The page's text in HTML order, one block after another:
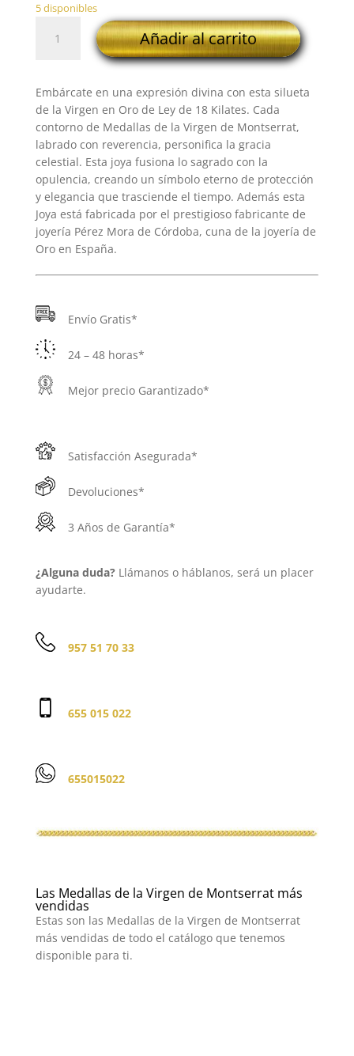
5 disponibles
SILUETA
VIRGEN
DE
MONSERRAT
34X11
MM
cantidad
Añadir al carrito
Embárcate en una expresión divina con esta silueta
de la Virgen en Oro de Ley de 18 Kilates. Cada
contorno de Medallas de la Virgen de Montserrat,
labrado con reverencia, personifica la gracia
celestial. Esta joya fusiona lo sagrado con la
opulencia, creando un símbolo eterno de protección
y elegancia que trasciende el tiempo. Además esta
Joya está fabricada por el prestigioso fabricante de
joyería Pérez Mora de Córdoba, cuna de la joyería de
Oro en España.
Envío Gratis*
24 – 48 horas*
Mejor precio Garantizado*
Satisfacción Asegurada*
Devoluciones*
3 Años de Garantía*
¿Alguna duda?Llámanos o háblanos, será un placer
ayudarte.
957 51 70 33
655 015 022
655015022
Las Medallas de la Virgen de Montserrat más
vendidas
Estas son las Medallas de la Virgen de Montserrat
más vendidas de todo el catálogo que tenemos
disponible para ti.